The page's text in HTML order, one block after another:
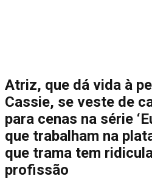
Atriz, que dá vida à
Cassie, se veste de
para cenas na série
que trabalham na
que trama tem
profissão